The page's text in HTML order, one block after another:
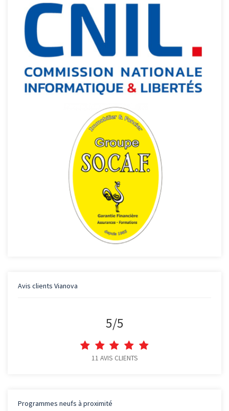
Avis clients Vianova
5/5
11 AVIS CLIENTS
Programmes neufs à proximité